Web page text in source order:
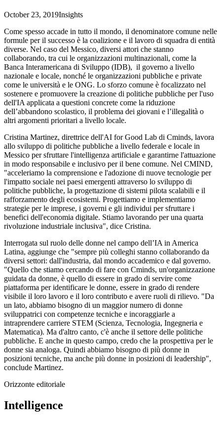
October 23, 2019Insights
Come spesso accade in tutto il mondo, il denominatore comune nelle
formule per il successo è la coalizione e il lavoro di squadra di entità
diverse. Nel caso del Messico, diversi attori che stanno
collaborando, tra cui le organizzazioni multinazionali, come la
Banca Interamericana di Sviluppo (IDB), il governo a livello
nazionale e locale, nonché le organizzazioni pubbliche e private
come le università e le ONG. Lo sforzo comune è focalizzato nel
sostenere e promuovere la creazione di politiche pubbliche per l'uso
dell'IA applicata a questioni concrete come la riduzione
dell’abbandono scolastico, il problema dei giovani e l’illegalità o
altri argomenti prioritari a livello locale.
Cristina Martinez, direttrice dell'AI for Good Lab di Cminds, lavora
allo sviluppo di politiche pubbliche a livello federale e locale in
Messico per sfruttare l'intelligenza artificiale e garantirne l'attuazione
in modo responsabile e inclusivo per il bene comune. Nel CMIND,
"acceleriamo la comprensione e l'adozione di nuove tecnologie per
l'impatto sociale nei paesi emergenti attraverso lo sviluppo di
politiche pubbliche, la progettazione di sistemi pilota scalabili e il
rafforzamento degli ecosistemi. Progettiamo e implementiamo
strategie per le imprese, i governi e gli individui per sfruttare i
benefici dell'economia digitale. Stiamo lavorando per una quarta
rivoluzione industriale inclusiva", dice Cristina.
Interrogata sul ruolo delle donne nel campo dell’IA in America
Latina, aggiunge che "sempre più colleghi stanno collaborando da
diversi settori: dall'industria, dal mondo accademico e dal governo.
"Quello che stiamo cercando di fare con Cminds, un'organizzazione
guidata da donne, è quello di essere in grado di servire come
piattaforma per identificare le donne, essere in grado di rendere
visibile il loro lavoro e il loro contributo e avere ruoli di rilievo. "Da
un lato, abbiamo bisogno di un maggior numero di donne
sviluppatrici con competenze tecniche e incoraggiarle a
intraprendere carriere STEM (Scienza, Tecnologia, Ingegneria e
Matematica). Ma d'altro canto, c'è anche il settore delle politiche
pubbliche. E anche in questo campo, credo che la prospettiva per le
donne sia analoga. Quindi abbiamo bisogno di più donne in
posizioni tecniche, ma anche più donne in posizioni di leadership",
conclude Martinez.
Orizzonte editoriale
Intelligence